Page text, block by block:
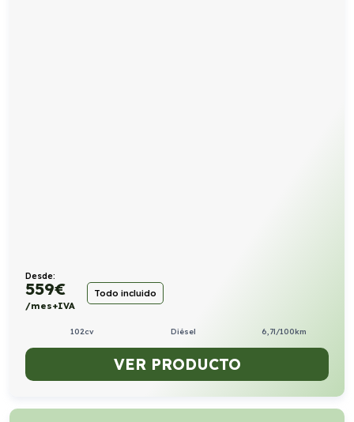
Desde:
559€
/mes+IVA
Todo incluido
102cv Diésel 6,7l/100km
VER PRODUCTO